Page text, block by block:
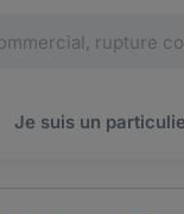
Je suis un